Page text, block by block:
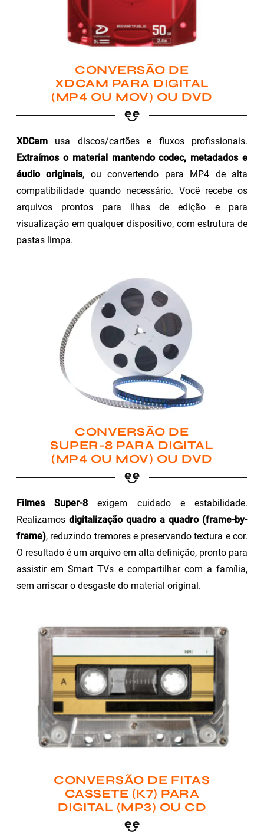
CONVERSÃO DE
XDCAM PARA DIGITAL
(MP4 OU MOV) OU DVD
XDCam usa discos/cartões e fluxos profissionais.
Extraímos o material mantendo codec, metadados e
áudio originais, ou convertendo para MP4 de alta
compatibilidade quando necessário. Você recebe os
arquivos prontos para ilhas de edição e para
visualização em qualquer dispositivo, com estrutura de
pastas limpa.
CONVERSÃO DE
SUPER-8 PARA DIGITAL
(MP4 OU MOV) OU DVD
Filmes Super-8 exigem cuidado e estabilidade.
Realizamos digitalização quadro a quadro (frame-by-
frame), reduzindo tremores e preservando textura e cor.
O resultado é um arquivo em alta definição, pronto para
assistir em Smart TVs e compartilhar com a família,
sem arriscar o desgaste do material original.
CONVERSÃO DE FITAS
CASSETE (K7) PARA
DIGITAL (MP3) OU CD